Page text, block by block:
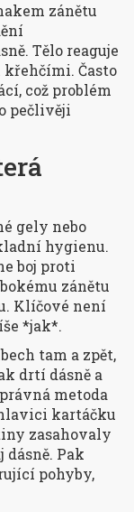
zánětu
Tělo reaguje
Často
což problém
pečlivěji
gely nebo
hygienu.
boj proti
zánětu
Klíčové není
*jak*.
tam a zpět,
drtí dásně a
metoda
kartáčku
zasahovaly
Pak
pohyby,